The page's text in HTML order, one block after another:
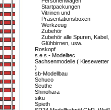
Startpackungen
Vitrinen und
Präsentationsboxen
Werkzeug
Zubehör
Zubehör alle Spuren, Kabel,
Glühbirnen, usw.
Roskopf
s.e.s.- Modelltec
Sachsenmodelle ( Kiesewetter
)
sb-Modellbau
Schuco
Seuthe
Shinohara
siku
Spieth